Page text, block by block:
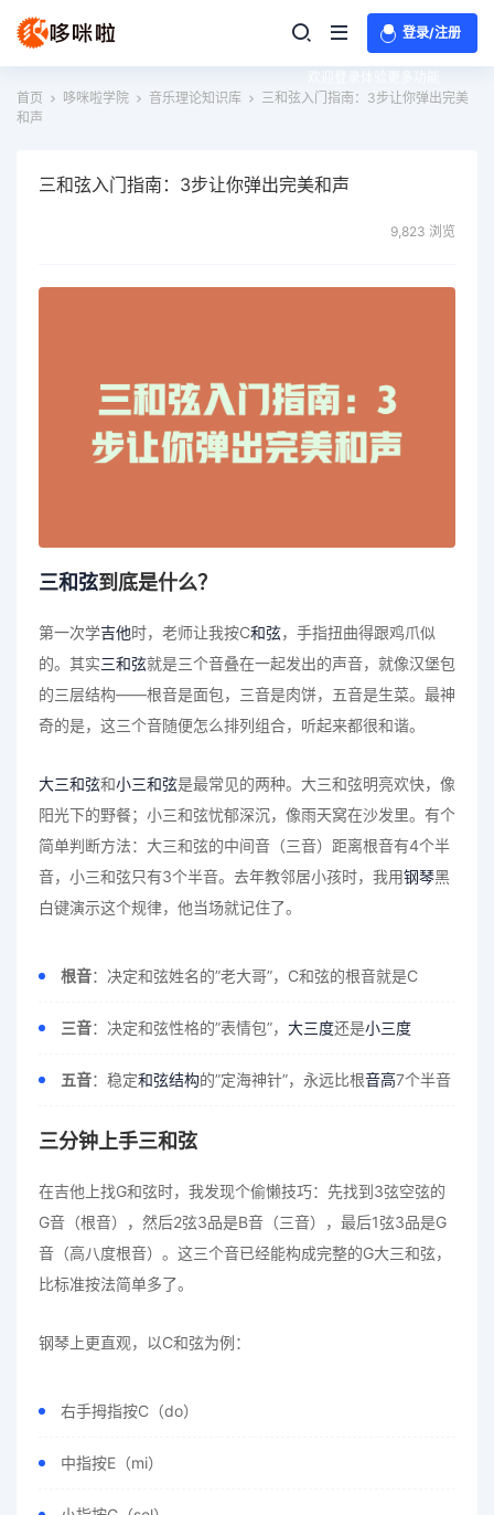
登录/注册
欢迎登录体验更多功能
首页 哆咪啦学院 音乐理论知识库
三和弦入门指南：3步让你弹出完美
和声
三和弦入门指南：3步让你弹出完美和声
9,823 浏览
三和弦到底是什么？
第一次学吉他时，老师让我按C和弦，手指扭曲得跟鸡爪似
的。其实三和弦就是三个音叠在一起发出的声音，就像汉堡包
的三层结构——根音是面包，三音是肉饼，五音是生菜。最神
奇的是，这三个音随便怎么排列组合，听起来都很和谐。
大三和弦和小三和弦是最常见的两种。大三和弦明亮欢快，像
阳光下的野餐；小三和弦忧郁深沉，像雨天窝在沙发里。有个
简单判断方法：大三和弦的中间音（三音）距离根音有4个半
音，小三和弦只有3个半音。去年教邻居小孩时，我用钢琴黑
白键演示这个规律，他当场就记住了。
根音：决定和弦姓名的”老大哥”，C和弦的根音就是C
三音：决定和弦性格的”表情包”， 大三度还是小三度
五音：稳定和弦结构的”定海神针”，永远比根音高7个半音
三分钟上手三和弦
在吉他上找G和弦时，我发现个偷懒技巧：先找到3弦空弦的
G音（根音），然后2弦3品是B音（三音），最后1弦3品是G
音（高八度根音）。这三个音已经能构成完整的G大三和弦，
比标准按法简单多了。
钢琴上更直观，以C和弦为例：
右手拇指按C（do）
中指按E（mi）